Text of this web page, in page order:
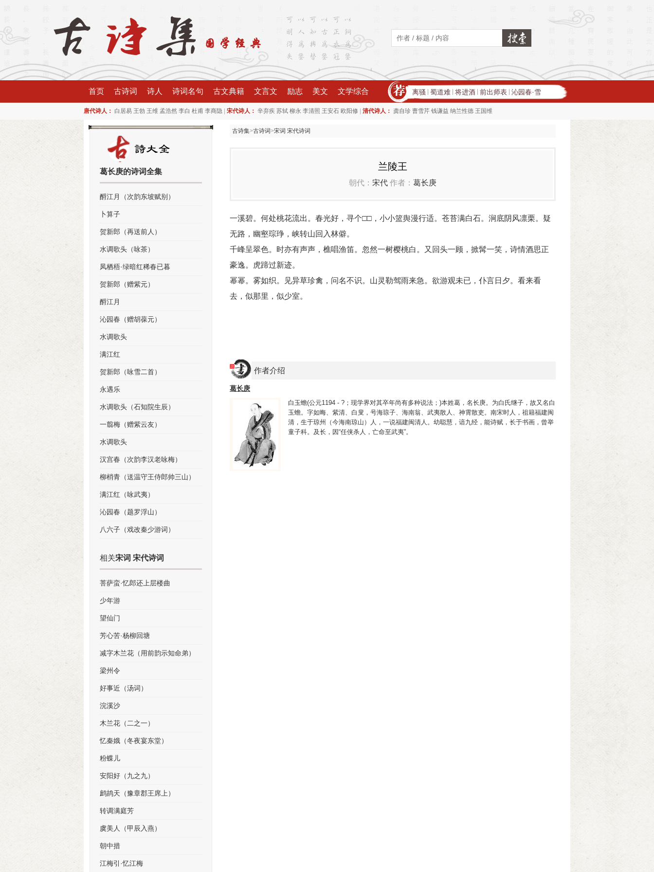
首页 古诗词 诗人 诗词名句 古文典籍 文言文 励志 美文 文学综合 离骚 蜀道难 将进酒 前出师表 沁园春·雪
唐代诗人： 白居易 王勃 王维 孟浩然 李白 杜甫 李商隐 宋代诗人： 辛弃疾 苏轼 柳永 李清照 王安石 欧阳修 清代诗人： 龚自珍 曹雪芹 钱谦益 纳兰性德 王国维
古诗集>古诗词>宋词 宋代诗词
兰陵王
朝代： 宋代 作者： 葛长庚
一溪碧。何处桃花流出。春光好，寻个□□，小小篮舆漫行适。苍苔满白石。涧底阴风凛栗。疑
无路，幽壑琮琤，峡转山回入林僻。
千峰呈翠色。时亦有声声，樵唱渔笛。忽然一树樱桃白。又回头一顾，掀髯一笑，诗情酒思正
豪逸。虎蹄过新迹。
幂幂。雾如织。见异草珍禽，问名不识。山灵勒驾雨来急。欲游观未已，仆言日夕。看来看
去，似那里，似少室。
作者介绍
葛长庚
白玉蟾(公元1194 - ?；现学界对其卒年尚有多种说法；)本姓葛，名长庚。为白氏继子，故又名白
玉蟾。字如晦、紫清、白叟，号海琼子、海南翁、武夷散人、神霄散吏。南宋时人，祖籍福建闽
清，生于琼州（今海南琼山）人，一说福建闽清人。幼聪慧，谙九经，能诗赋，长于书画，曾举
童子科。及长，因“任侠杀人，亡命至武夷”。
葛长庚的诗词全集
酹江月（次韵东坡赋别）
卜算子
贺新郎（再送前人）
水调歌头（咏茶）
凤栖梧·绿暗红稀春已暮
贺新郎（赠紫元）
酹江月
沁园春（赠胡葆元）
水调歌头
满江红
贺新郎（咏雪二首）
永遇乐
水调歌头（石知院生辰）
一翦梅（赠紫云友）
水调歌头
汉宫春（次韵李汉老咏梅）
柳梢青（送温守王侍郎帅三山）
满江红（咏武夷）
沁园春（题罗浮山）
八六子（戏改秦少游词）
相关宋词 宋代诗词
菩萨蛮·忆郎还上层楼曲
少年游
望仙门
芳心苦·杨柳回塘
减字木兰花（用前韵示知命弟）
梁州令
好事近（汤词）
浣溪沙
木兰花（二之一）
忆秦娥（冬夜宴东堂）
粉蝶儿
安阳好（九之九）
鹧鸪天（豫章郡王席上）
转调满庭芳
虞美人（甲辰入燕）
朝中措
江梅引·忆江梅